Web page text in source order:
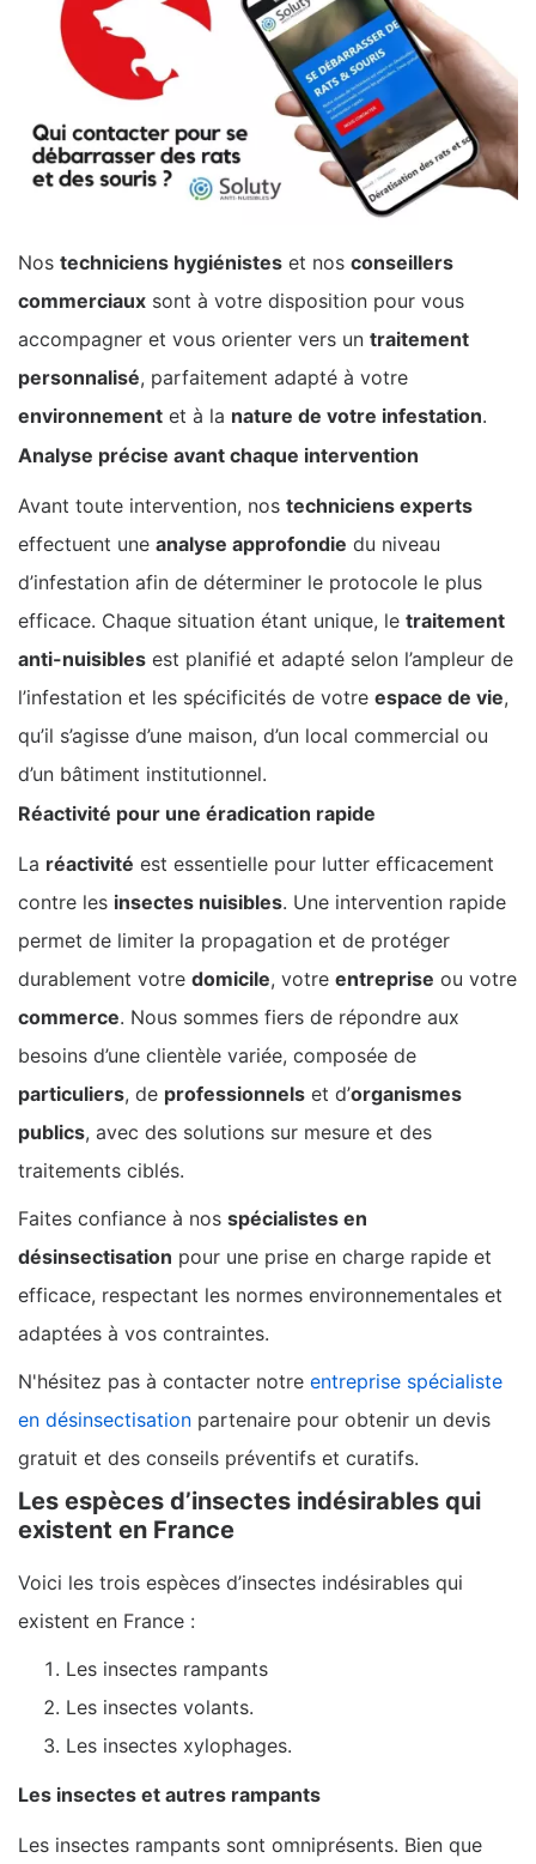
Nos techniciens hygiénistes et nos conseillers
commerciaux sont à votre disposition pour vous
accompagner et vous orienter vers un traitement
personnalisé, parfaitement adapté à votre
environnement et à la nature de votre infestation.
Analyse précise avant chaque intervention
Avant toute intervention, nos techniciens experts
effectuent une analyse approfondie du niveau
d’infestation afin de déterminer le protocole le plus
efficace. Chaque situation étant unique, le traitement
anti-nuisibles est planifié et adapté selon l’ampleur de
l’infestation et les spécificités de votre espace de vie,
qu’il s’agisse d’une maison, d’un local commercial ou
d’un bâtiment institutionnel.
Réactivité pour une éradication rapide
La réactivité est essentielle pour lutter efficacement
contre les insectes nuisibles. Une intervention rapide
permet de limiter la propagation et de protéger
durablement votre domicile, votre entreprise ou votre
commerce. Nous sommes fiers de répondre aux
besoins d’une clientèle variée, composée de
particuliers, de professionnels et d’organismes
publics, avec des solutions sur mesure et des
traitements ciblés.
Faites confiance à nos spécialistes en
désinsectisation pour une prise en charge rapide et
efficace, respectant les normes environnementales et
adaptées à vos contraintes.
N'hésitez pas à contacter notre entreprise spécialiste
en désinsectisation partenaire pour obtenir un devis
gratuit et des conseils préventifs et curatifs.
Les espèces d’insectes indésirables qui
existent en France
Voici les trois espèces d’insectes indésirables qui
existent en France :
Les insectes rampants
Les insectes volants.
Les insectes xylophages.
Les insectes et autres rampants
Les insectes rampants sont omniprésents. Bien que